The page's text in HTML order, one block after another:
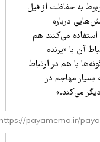
حفاظت از فیل
درباره
می‌کنند هم
«پرنده
هم در ارتباط
مهاجم در